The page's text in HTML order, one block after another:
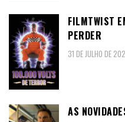
FILMTWIST
PERDER
31 DE JULHO DE
AS